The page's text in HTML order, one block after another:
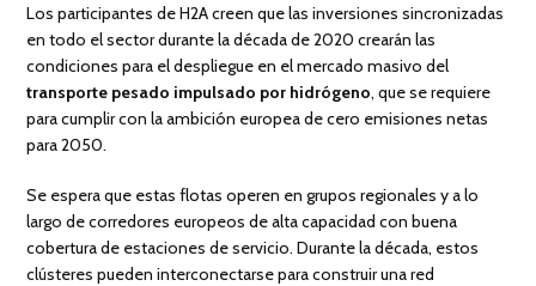
Los participantes de H2A creen que las inversiones sincronizadas
en todo el sector durante la década de 2020 crearán las
condiciones para el despliegue en el mercado masivo del
transporte pesado impulsado por hidrógeno, que se requiere
para cumplir con la ambición europea de cero emisiones netas
para 2050.
Se espera que estas flotas operen en grupos regionales y a lo
largo de corredores europeos de alta capacidad con buena
cobertura de estaciones de servicio. Durante la década, estos
clústeres pueden interconectarse para construir una red